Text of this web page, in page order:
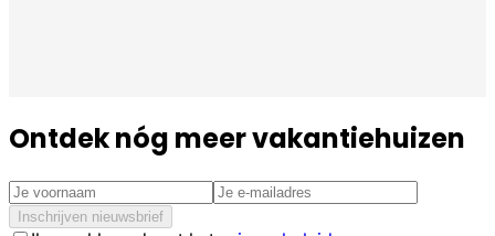
Ontdek nóg meer vakantiehuizen
Inschrijven nieuwsbrief